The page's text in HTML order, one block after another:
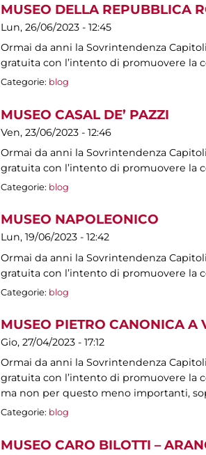
MUSEO DELLA REPUBBLICA
Lun, 26/06/2023 - 12:45
Ormai da anni la Sovrintendenza
gratuita con l’intento di promuovere la
Categorie: blog
MUSEO CASAL DE’ PAZZI
Ven, 23/06/2023 - 12:46
Ormai da anni la Sovrintendenza
gratuita con l’intento di promuovere la
Categorie: blog
MUSEO NAPOLEONICO
Lun, 19/06/2023 - 12:42
Ormai da anni la Sovrintendenza
gratuita con l’intento di promuovere la
Categorie: blog
MUSEO PIETRO CANONICA A
Gio, 27/04/2023 - 17:12
Ormai da anni la Sovrintendenza
gratuita con l’intento di promuovere la
ma non per questo meno importanti,
Categorie: blog
MUSEO CARO BILOTTI –